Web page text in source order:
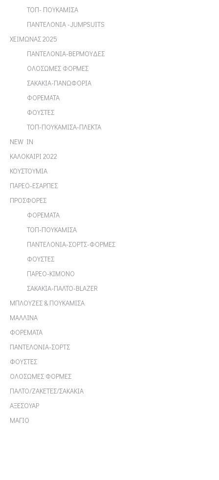
ΤΟΠ- ΠΟΥΚΑΜΙΣΑ
ΠΑΝΤΕΛΟΝΙΑ -JUMPSUITS
ΧΕΙΜΩΝΑΣ 2025
ΠΑΝΤΕΛΟΝΙΑ-ΒΕΡΜΟΥΔΕΣ
ΟΛΟΣΩΜΕΣ ΦΟΡΜΕΣ
ΣΑΚΑΚΙΑ-ΠΑΝΩΦΟΡΙΑ
ΦΟΡΕΜΑΤΑ
ΦΟΥΣΤΕΣ
ΤΟΠ-ΠΟΥΚΑΜΙΣΑ-ΠΛΕΚΤΑ
NEW IN
ΚΑΛΟΚΑΙΡΙ 2022
ΚΟΥΣΤΟΥΜΙΑ
ΠΑΡΕΟ-ΕΣΑΡΠΕΣ
ΠΡΟΣΦΟΡΕΣ
ΦΟΡΕΜΑΤΑ
ΤΟΠ-ΠΟΥΚΑΜΙΣΑ
ΠΑΝΤΕΛΟΝΙΑ-ΣΟΡΤΣ-ΦΟΡΜΕΣ
ΦΟΥΣΤΕΣ
ΠΑΡΕΟ-ΚΙΜΟΝΟ
ΣΑΚΑΚΙΑ-ΠΑΛΤΟ-BLAZER
ΜΠΛΟΥΖΕΣ & ΠΟΥΚΑΜΙΣΑ
ΜΑΛΛΙΝΑ
ΦΟΡΕΜΑΤΑ
ΠΑΝΤΕΛΟΝΙΑ-ΣΟΡΤΣ
ΦΟΥΣΤΕΣ
ΟΛΟΣΩΜΕΣ ΦΟΡΜΕΣ
ΠΑΛΤΟ/ΖΑΚΕΤΕΣ/ΣΑΚΑΚΙΑ
ΑΞΕΣΟΥΑΡ
ΜΑΓΙΟ